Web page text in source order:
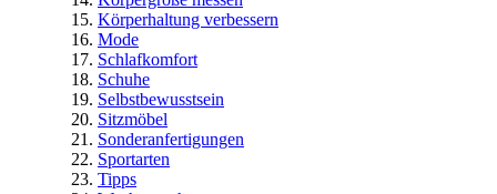
Körperhaltung verbessern
Mode
Schlafkomfort
Schuhe
Selbstbewusstsein
Sitzmöbel
Sonderanfertigungen
Sportarten
Tipps